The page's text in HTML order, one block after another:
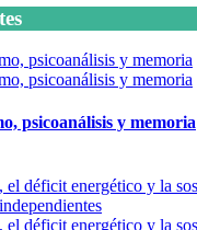
psicoanálisis y memoria